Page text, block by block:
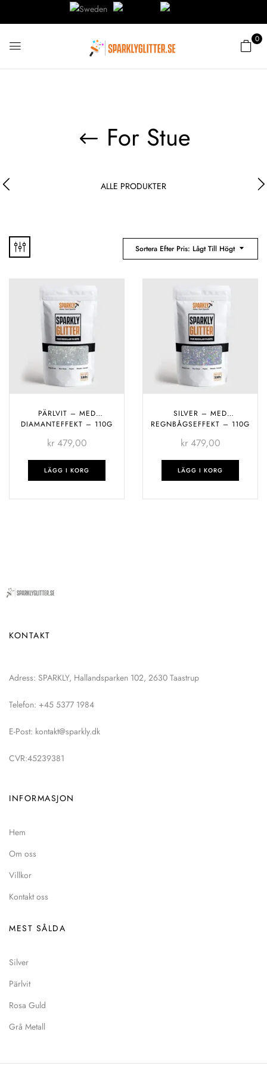
0
For Stue
ALLE PRODUKTER
Sortera Efter Pris: Lågt Till Högt
PÄRLVIT – MED
DIAMANTEFFEKT – 110G
kr479,00
LÄGG I KORG
SILVER – MED
REGNBÅGSEFFEKT – 110G
kr479,00
LÄGG I KORG
KONTAKT
Adress: SPARKLY, Hallandsparken 102, 2630 Taastrup
Telefon: +45 5377 1984
E-Post: kontakt@sparkly.dk
CVR:45239381
INFORMASJON
Hem
Om oss
Villkor
Kontakt oss
MEST SÅLDA
Silver
Pärlvit
Rosa Guld
Grå Metall